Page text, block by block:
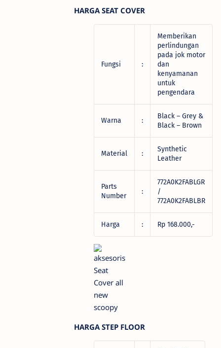
HARGA SEAT COVER
Fungsi :
Memberikan
perlindungan
pada jok motor
dan
kenyamanan
untuk
pengendara
Warna :
Black – Grey &
Black – Brown
Material :
Synthetic
Leather
Parts
Number
:
772A0K2FABLGR
/
772A0K2FABLBR
Harga : Rp 168.000,-
HARGA STEP FLOOR